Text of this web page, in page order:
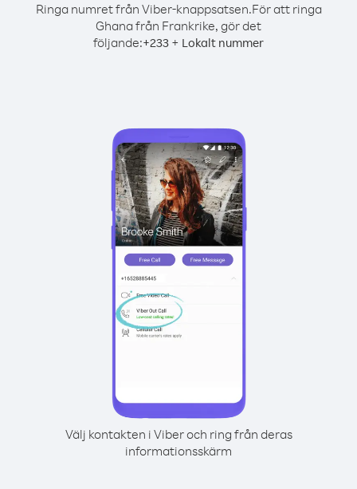
Ringa numret från Viber-knappsatsen.För att ringa
Ghana från Frankrike, gör det
följande:+233 + Lokalt nummer
Välj kontakten i Viber och ring från deras
informationsskärm